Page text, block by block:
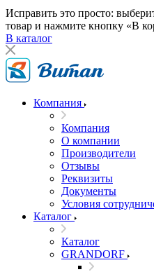
Исправить это просто:
товар и нажмите кнопку «В
В каталог
Компания
Компания
О компании
Производители
Отзывы
Реквизиты
Документы
Условия
Каталог
Каталог
GRANDORF